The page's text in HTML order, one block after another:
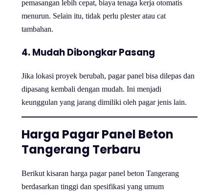
pemasangan lebih cepat, biaya tenaga kerja otomatis
menurun. Selain itu, tidak perlu plester atau cat
tambahan.
4. Mudah Dibongkar Pasang
Jika lokasi proyek berubah, pagar panel bisa dilepas dan
dipasang kembali dengan mudah. Ini menjadi
keunggulan yang jarang dimiliki oleh pagar jenis lain.
Harga Pagar Panel Beton
Tangerang Terbaru
Berikut kisaran harga pagar panel beton Tangerang
berdasarkan tinggi dan spesifikasi yang umum